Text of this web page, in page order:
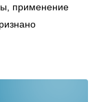
применение